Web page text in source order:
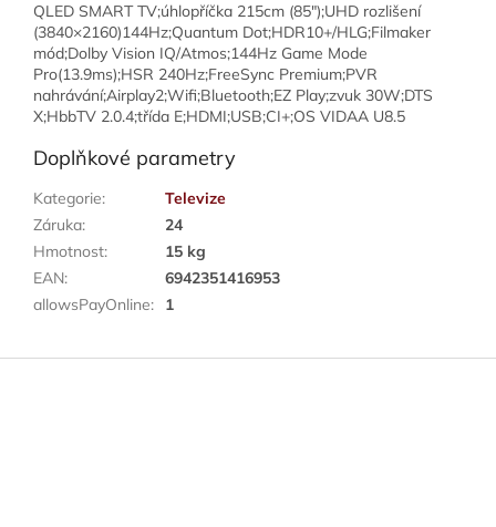
QLED SMART TV;úhlopříčka 215cm (85");UHD rozlišení
(3840×2160)144Hz;Quantum Dot;HDR10+/HLG;Filmaker
mód;Dolby Vision IQ/Atmos;144Hz Game Mode
Pro(13.9ms);HSR 240Hz;FreeSync Premium;PVR
nahrávání;Airplay2;Wifi;Bluetooth;EZ Play;zvuk 30W;DTS
X;HbbTV 2.0.4;třída E;HDMI;USB;CI+;OS VIDAA U8.5
Doplňkové parametry
Kategorie:
Televize
Záruka:
24
Hmotnost:
15 kg
EAN:
6942351416953
allowsPayOnline: 1